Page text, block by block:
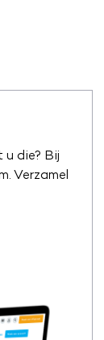
u die? Bij
Verzamel